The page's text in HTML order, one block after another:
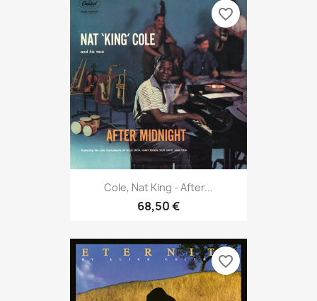
Cole, Nat King - After...
68,50 €
favorite_border
favorite_border